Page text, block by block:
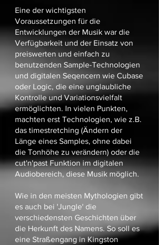
Eine der wichtigsten
Voraussetzungen für die
Entwicklungen der Musik war die
Verfügbarkeit und der Einsatz von
preiswerten und einfach zu
benutzenden Sample-Technologien
und digitalen Seqencern wie Cubase
oder Logic, die eine unglaubliche
Kontrolle und Variationsvielfalt
ermöglichten. In vielen Punkten,
machten erst Technologien, wie z.B.
das timestretching (Ändern der
Länge eines Samples, ohne dabei
die Tonhöhe zu verändern) oder die
cut'n'past Funktion im digitalen
Audiobereich, diese Musik möglich.
Wie in den meisten Mythologien gibt
es auch bei 'Jungle' die
verschiedensten Geschichten über
die Herkunft des Namens. So soll es
eine Straßengang in Kingston